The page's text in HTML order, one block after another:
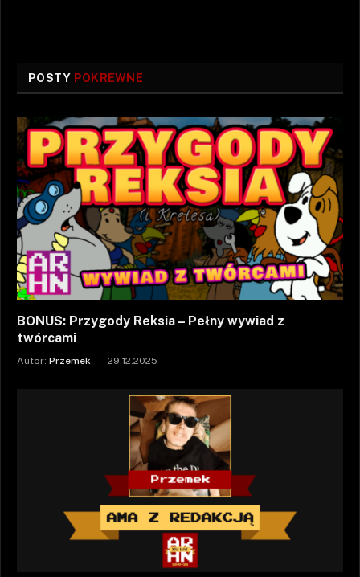
POSTY POKREWNE
BONUS: Przygody Reksia – Pełny wywiad z
twórcami
Autor: Przemek 29.12.2025